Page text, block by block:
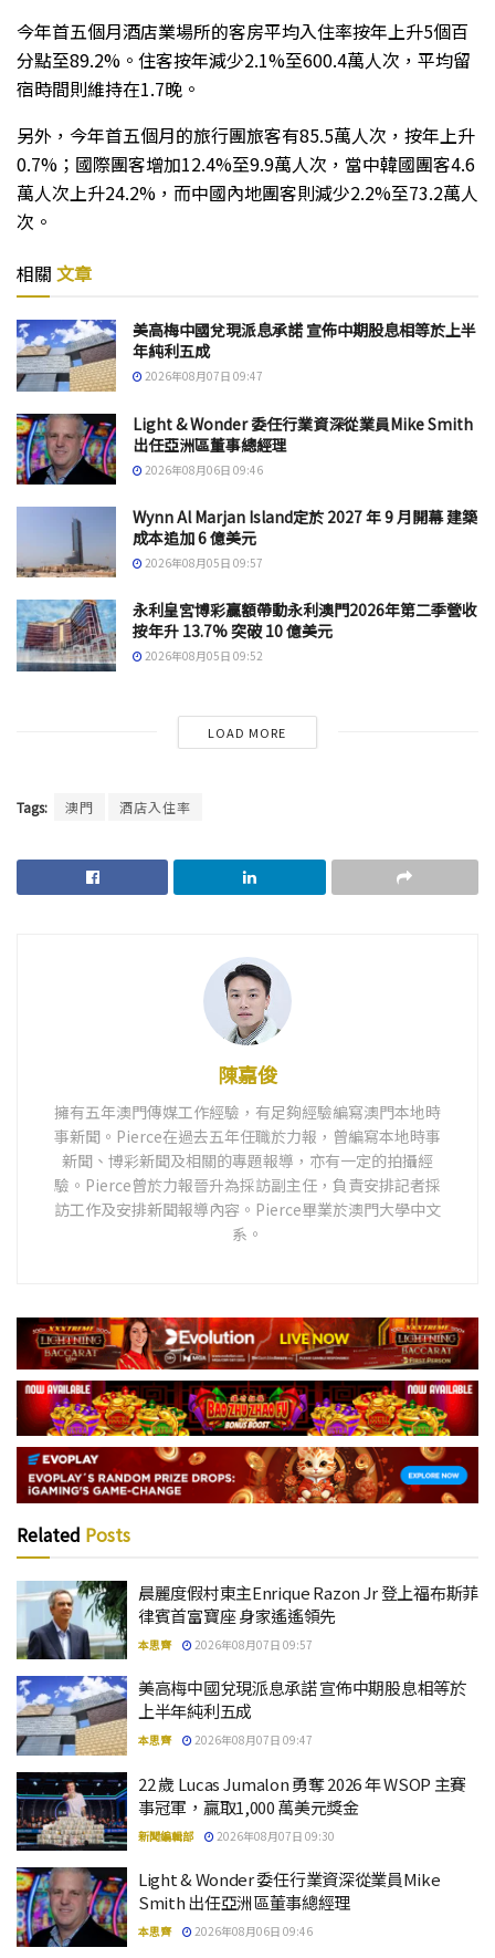
今年首五個月酒店業場所的客房平均入住率按年上升5個百
分點至89.2%。住客按年減少2.1%至600.4萬人次，平均留
宿時間則維持在1.7晚。
另外，今年首五個月的旅行團旅客有85.5萬人次，按年上升
0.7%；國際團客增加12.4%至9.9萬人次，當中韓國團客4.6
萬人次上升24.2%，而中國內地團客則減少2.2%至73.2萬人
次。
相關 文章
美高梅中國兌現派息承諾 宣佈中期股息相等於上半
年純利五成
2026年08月07日 09:47
Light & Wonder 委任行業資深從業員Mike Smith
出任亞洲區董事總經理
2026年08月06日 09:46
Wynn Al Marjan Island定於 2027 年 9 月開幕 建築
成本追加 6 億美元
2026年08月05日 09:57
永利皇宮博彩贏額帶動永利澳門2026年第二季營收
按年升 13.7% 突破 10 億美元
2026年08月05日 09:52
LOAD MORE
Tags: 澳門 酒店入住率
陳嘉俊
擁有五年澳門傳媒工作經驗，有足夠經驗編寫澳門本地時
事新聞。Pierce在過去五年任職於力報，曾編寫本地時事
新聞、博彩新聞及相關的專題報導，亦有一定的拍攝經
驗。Pierce曾於力報晉升為採訪副主任，負責安排記者採
訪工作及安排新聞報導內容。Pierce畢業於澳門大學中文
系。
Related Posts
晨麗度假村東主Enrique Razon Jr 登上福布斯菲
律賓首富寶座 身家遙遙領先
本思齊 2026年08月07日 09:57
美高梅中國兌現派息承諾 宣佈中期股息相等於
上半年純利五成
本思齊 2026年08月07日 09:47
22 歲 Lucas Jumalon 勇奪 2026 年 WSOP 主賽
事冠軍，贏取1,000 萬美元獎金
新聞編輯部 2026年08月07日 09:30
Light & Wonder 委任行業資深從業員Mike
Smith 出任亞洲區董事總經理
本思齊 2026年08月06日 09:46